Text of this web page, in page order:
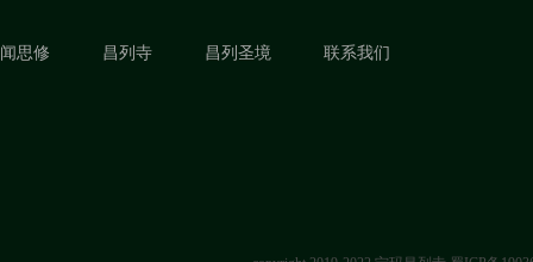
闻思修 昌列寺 昌列圣境 联系我们